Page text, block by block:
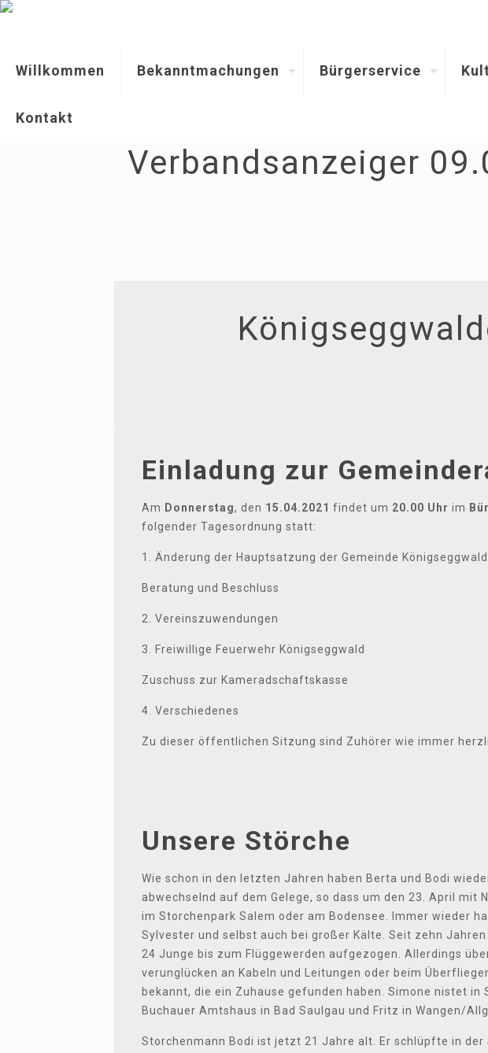
Willkommen Bekanntmachungen Bürgerservice
Kontakt
Verbandsanzeiger
Einladung zur
Am Donnerstag, den 15.04.2021 findet um 20.00 Uhr im
folgender Tagesordnung statt:
1. Änderung der Hauptsatzung der Gemeinde Königseggwald
Beratung und Beschluss
2. Vereinszuwendungen
3. Freiwillige Feuerwehr Königseggwald
Zuschuss zur Kameradschaftskasse
4. Verschiedenes
Zu dieser öffentlichen Sitzung sind Zuhörer wie immer
Unsere Störche
Wie schon in den letzten Jahren haben Berta und Bodi
abwechselnd auf dem Gelege, so dass um den 23. April mit
im Storchenpark Salem oder am Bodensee. Immer wieder
Sylvester und selbst auch bei großer Kälte. Seit zehn
24 Junge bis zum Flüggewerden aufgezogen. Allerdings
verunglücken an Kabeln und Leitungen oder beim
bekannt, die ein Zuhause gefunden haben. Simone nistet
Buchauer Amtshaus in Bad Saulgau und Fritz in Wangen/Allg.
Storchenmann Bodi ist jetzt 21 Jahre alt. Er schlüpfte in